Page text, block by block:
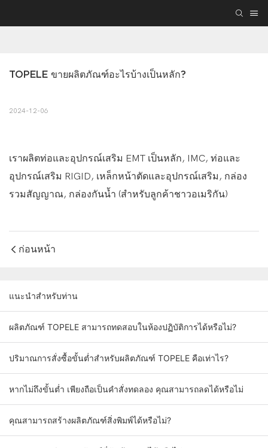
TOPELE ขายผลิตภัณฑ์อะไรบ้างเป็นหลัก?
2024-12-06
เราผลิตท่อและอุปกรณ์เสริม EMT เป็นหลัก, IMC, ท่อและ
อุปกรณ์เสริม RIGID, เหล็กหน้าตัดและอุปกรณ์เสริม, กล่อง
รวมสัญญาณ, กล่องกันน้ำ (สำหรับลูกค้าชาวอเมริกัน)
ก่อนหน้า
แนะนำสำหรับท่าน
ผลิตภัณฑ์ TOPELE สามารถทดสอบในห้องปฏิบัติการได้หรือไม่?
ปริมาณการสั่งซื้อขั้นต่ำสำหรับผลิตภัณฑ์ TOPELE คือเท่าไร?
หากไม่ถึงขั้นต่ำ เพียงถือเป็นคำสั่งทดลอง คุณสามารถลดได้หรือไม่
คุณสามารถสร้างผลิตภัณฑ์สิ่งพิมพ์ได้หรือไม่?